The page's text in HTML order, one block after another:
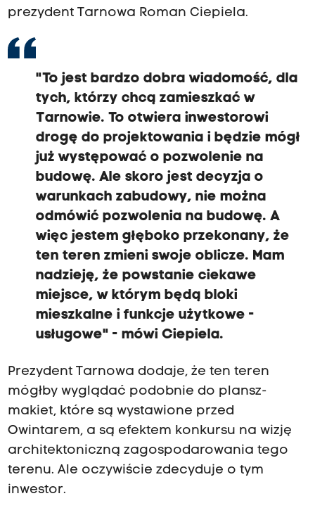
prezydent Tarnowa Roman Ciepiela.
"To jest bardzo dobra wiadomość, dla
tych, którzy chcą zamieszkać w
Tarnowie. To otwiera inwestorowi
drogę do projektowania i będzie mógł
już występować o pozwolenie na
budowę. Ale skoro jest decyzja o
warunkach zabudowy, nie można
odmówić pozwolenia na budowę. A
więc jestem głęboko przekonany, że
ten teren zmieni swoje oblicze. Mam
nadzieję, że powstanie ciekawe
miejsce, w którym będą bloki
mieszkalne i funkcje użytkowe -
usługowe" - mówi Ciepiela.
Prezydent Tarnowa dodaje, że ten teren
mógłby wyglądać podobnie do plansz-
makiet, które są wystawione przed
Owintarem, a są efektem konkursu na wizję
architektoniczną zagospodarowania tego
terenu. Ale oczywiście zdecyduje o tym
inwestor.